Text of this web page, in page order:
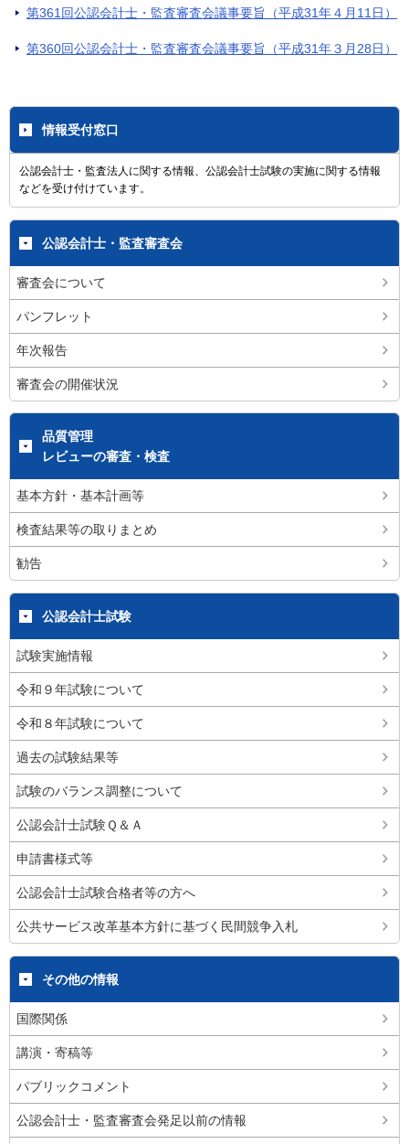
第361回公認会計士・監査審査会議事要旨（平成31年４月11日）
第360回公認会計士・監査審査会議事要旨（平成31年３月28日）
情報受付窓口
公認会計士・監査法人に関する情報、公認会計士試験の実施に関する情報
などを受け付けています。
公認会計士・監査審査会
審査会について
パンフレット
年次報告
審査会の開催状況
品質管理
レビューの審査・検査
基本方針・基本計画等
検査結果等の取りまとめ
勧告
公認会計士試験
試験実施情報
令和９年試験について
令和８年試験について
過去の試験結果等
試験のバランス調整について
公認会計士試験Ｑ＆Ａ
申請書様式等
公認会計士試験合格者等の方へ
公共サービス改革基本方針に基づく民間競争入札
その他の情報
国際関係
講演・寄稿等
パブリックコメント
公認会計士・監査審査会発足以前の情報